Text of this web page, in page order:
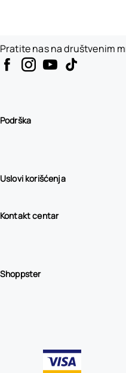
Podrška
Uslovi korišćenja
Kontakt centar
Shoppster
Pratite nas na društvenim